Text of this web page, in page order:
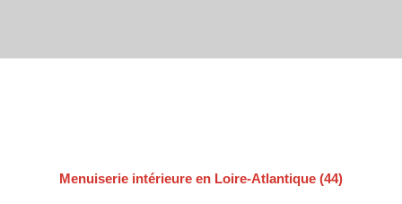
Menuiserie intérieure en Loire-Atlantique (44)